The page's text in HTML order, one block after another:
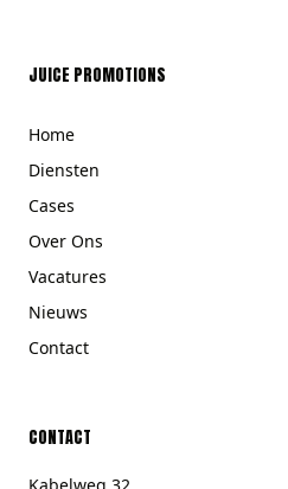
JUICE PROMOTIONS
Home
Diensten
Cases
Over Ons
Vacatures
Nieuws
Contact
CONTACT